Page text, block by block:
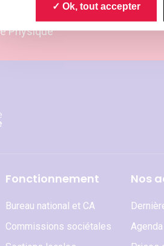
Ok, tout accepter
invitations aux prochains
Physique
Fonctionnement
Bureau national et CA
Commissions sociétales
Nos
Agenda